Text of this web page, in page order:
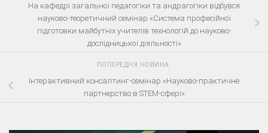
На кафедрі загальної педагогіки та андрагогіки відбувся
науково-теоретичний семінар «Система професійної
підготовки майбутніх учителів технологій до науково-
дослідницької діяльності»
ПОПЕРЕДНЯ НОВИНА
Інтерактивний консалтинг-семінар «Науково-практичне
партнерство в STEM-сфері»